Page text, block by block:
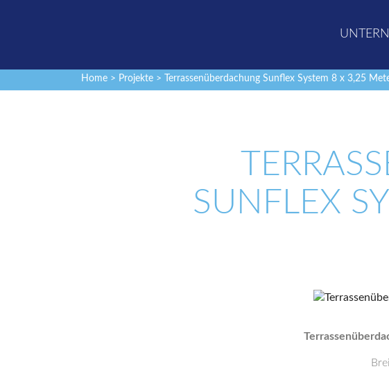
Home > Projekte > Terrassenüberdachung Sunflex System 8 x 3,25
SUNFLEX